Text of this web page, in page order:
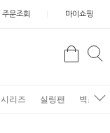
주문조회 마이쇼핑
검
시리즈 실링팬 벽조명